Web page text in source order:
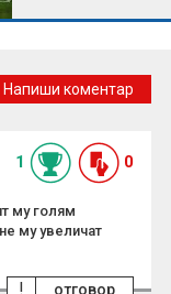
Напиши коментар
1 0
му голям
му увеличат
отговор
!